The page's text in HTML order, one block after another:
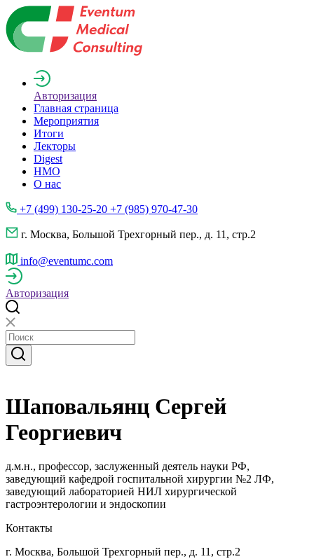
Авторизация
Главная страница
Мероприятия
Итоги
Лекторы
Digest
НМО
О нас
+7 (499) 130-25-20 +7 (985) 970-47-30
г. Москва, Большой Трехгорный пер., д. 11, стр.2
info@eventumc.com
Авторизация
Шаповальянц Сергей
Георгиевич
д.м.н., профессор, заслуженный деятель науки РФ,
заведующий кафедрой госпитальной хирургии №2 ЛФ,
заведующий лабораторией НИЛ хирургической
гастроэнтерологии и эндоскопии
Контакты
г. Москва, Большой Трехгорный пер., д. 11, стр.2